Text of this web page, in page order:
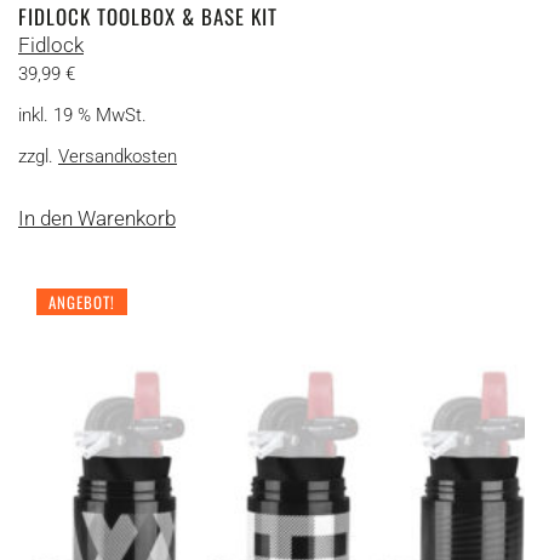
FIDLOCK TOOLBOX & BASE KIT
Fidlock
39,99 €
inkl. 19 % MwSt.
zzgl. Versandkosten
In den Warenkorb
ANGEBOT!